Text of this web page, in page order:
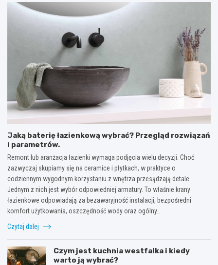
Jaką baterię łazienkową wybrać? Przegląd rozwiązań
i parametrów.
Remont lub aranżacja łazienki wymaga podjęcia wielu decyzji. Choć
zazwyczaj skupiamy się na ceramice i płytkach, w praktyce o
codziennym wygodnym korzystaniu z wnętrza przesądzają detale.
Jednym z nich jest wybór odpowiedniej armatury. To właśnie krany
łazienkowe odpowiadają za bezawaryjność instalacji, bezpośredni
komfort użytkowania, oszczędność wody oraz ogólny…
Czytaj dalej
Czym jest kuchnia westfalka i kiedy
warto ją wybrać?